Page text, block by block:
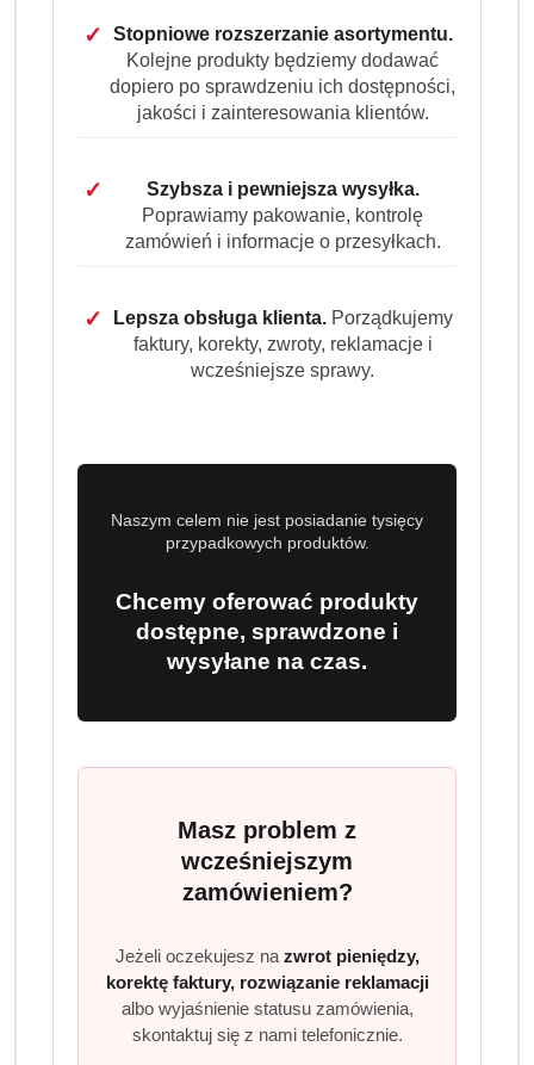
cena:
73.99
Program lojalnościowy dostępny jest tylko dla
zalogowanych klientów.
szt.
Do koszyka
Dostępność
dostawaCena przesyłki:
9.99
PRODUKTU
(0)
PYTANIE
Finish Ultimate 0% Ekologiczne
kapsułki do zmywarki bez zapachu,
Finish Ultimate 0% to nowoczesne kapsułki do zmywarki
stworzone z myślą o skutecznym, a jednocześnie
bezpiecznym i ekologicznym myciu naczyń. Nie zawierają
zapachów, konserwantów ani barwników, co sprawia, że
✓
Stopniowe rozszerzanie asortymentu.
Kolejne produkty będziemy dodawać
dopiero po sprawdzeniu ich dostępności,
jakości i zainteresowania klientów.
✓
Szybsza i pewniejsza wysyłka.
Poprawiamy pakowanie, kontrolę
zamówień i informacje o przesyłkach.
✓ Lepsza obsługa klienta.Porządkujemy
faktury, korekty, zwroty, reklamacje i
wcześniejsze sprawy.
Naszym celem nie jest posiadanie tysięcy
przypadkowych produktów.
Chcemy oferować produkty
dostępne, sprawdzone i
wysyłane na czas.
Masz problem z
wcześniejszym
zamówieniem?
Jeżeli oczekujesz na zwrot pieniędzy,
korektę faktury, rozwiązanie reklamacji
albo wyjaśnienie statusu zamówienia,
skontaktuj się z nami telefonicznie.